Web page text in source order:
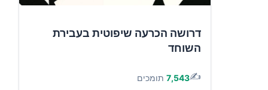
דרושה הכרעה שיפוטית בעבירת
השוחד
✍️
7,543 תומכים